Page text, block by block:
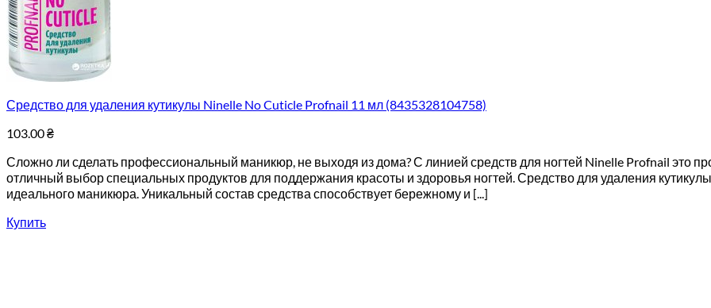
Средство для удаления кутикулы Ninelle No Cuticle Profnail 11 мл (8435328104758)
103.00₴
Сложно ли сделать профессиональный маникюр, не выходя из дома? С линией средств для ногтей Ninelle Profnail это
отличный выбор специальных продуктов для поддержания красоты и здоровья ногтей. Средство для удаления
идеального маникюра. Уникальный состав средства способствует бережному и [...]
Купить